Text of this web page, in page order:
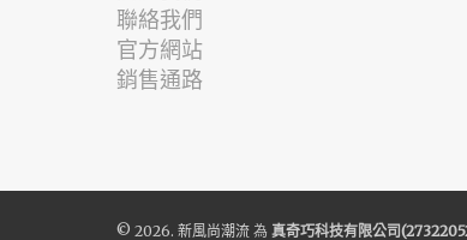
聯絡我們
官方網站
銷售通路
© 2026. 新風尚潮流 為 真奇巧科技有限公司